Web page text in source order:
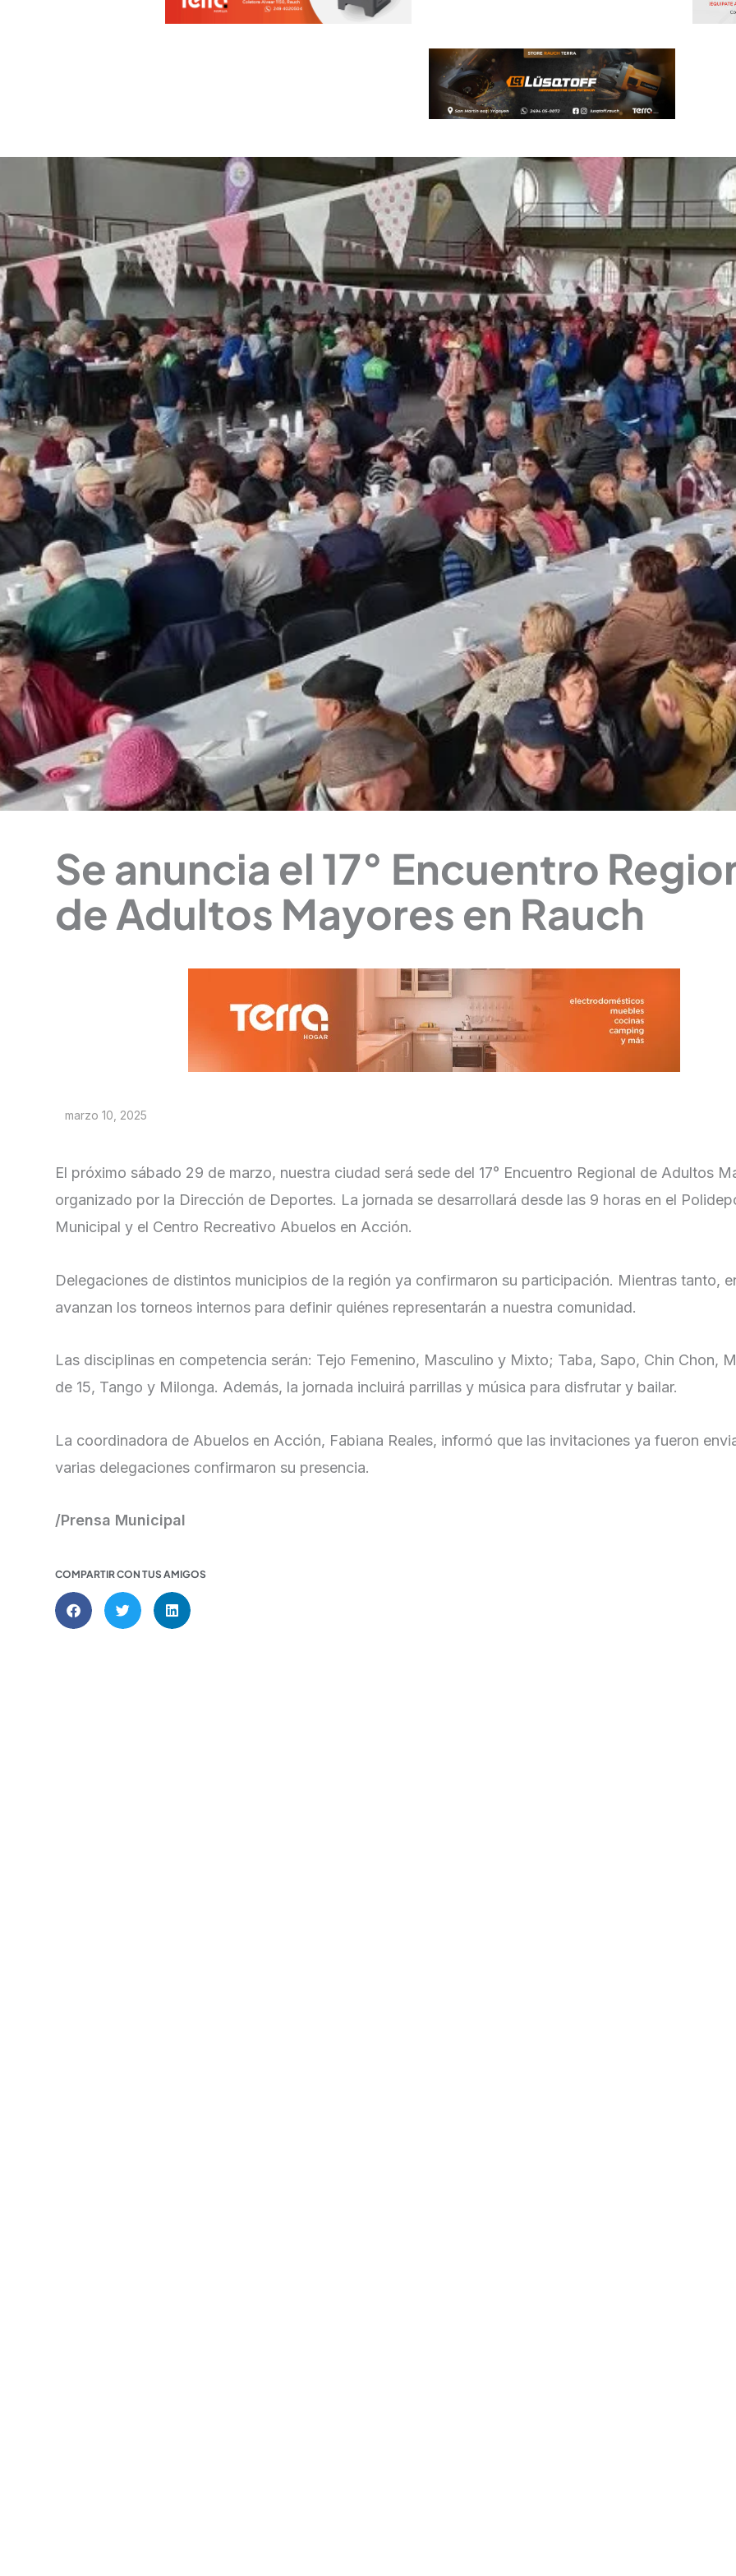
Se anuncia el 17° Encuentro
de Adultos Mayores en Rauch
marzo 10, 2025
El próximo sábado 29 de marzo, nuestra ciudad será sede del 17° Encuentro Regional de Adultos
organizado por la Dirección de Deportes. La jornada se desarrollará desde las 9 horas en el
Municipal y el Centro Recreativo Abuelos en Acción.
Delegaciones de distintos municipios de la región ya confirmaron su participación. Mientras tanto,
avanzan los torneos internos para definir quiénes representarán a nuestra comunidad.
Las disciplinas en competencia serán: Tejo Femenino, Masculino y Mixto; Taba, Sapo, Chin Chon,
de 15, Tango y Milonga. Además, la jornada incluirá parrillas y música para disfrutar y bailar.
La coordinadora de Abuelos en Acción, Fabiana Reales, informó que las invitaciones ya fueron
varias delegaciones confirmaron su presencia.
/Prensa Municipal
COMPARTIR CON TUS AMIGOS